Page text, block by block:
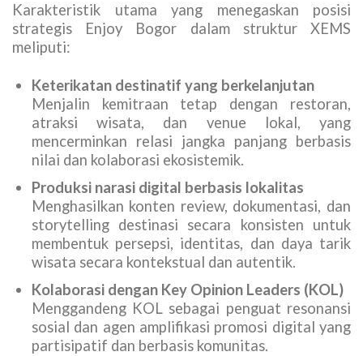
Karakteristik utama yang menegaskan posisi
strategis Enjoy Bogor dalam struktur XEMS
meliputi:
Keterikatan destinatif yang berkelanjutan
Menjalin kemitraan tetap dengan restoran,
atraksi wisata, dan venue lokal, yang
mencerminkan relasi jangka panjang berbasis
nilai dan kolaborasi ekosistemik.
Produksi narasi digital berbasis lokalitas
Menghasilkan konten review, dokumentasi, dan
storytelling destinasi secara konsisten untuk
membentuk persepsi, identitas, dan daya tarik
wisata secara kontekstual dan autentik.
Kolaborasi dengan Key Opinion Leaders (KOL)
Menggandeng KOL sebagai penguat resonansi
sosial dan agen amplifikasi promosi digital yang
partisipatif dan berbasis komunitas.